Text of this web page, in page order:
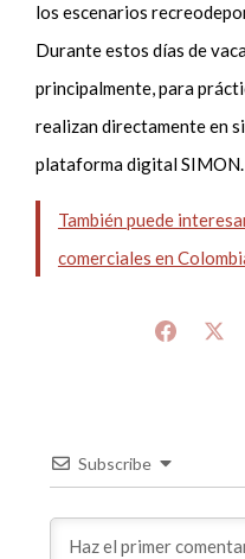
los escenarios
Durante estos días de
principalmente, para
realizan directamente en
plataforma digital SIMON.
También puede
comerciales en
Subscribe